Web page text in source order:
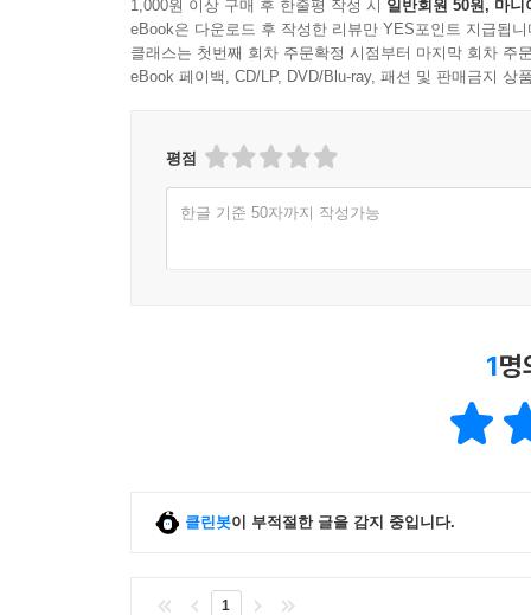
1,000원 이상 구매 후 한줄평 작성 시 일반회원 50원, 마니
eBook은 다운로드 후 작성한 리뷰만 YES포인트 지급됩니
클래스는 첫번째 회차 주문확정 시점부터 마지막 회차 주
eBook 페이백, CD/LP, DVD/Blu-ray, 패션 및 판매금지 상
평점
한글 기준 50자까지 작성가능
1명
클린봇이 부적절한 글을 감지 중입니다.
1